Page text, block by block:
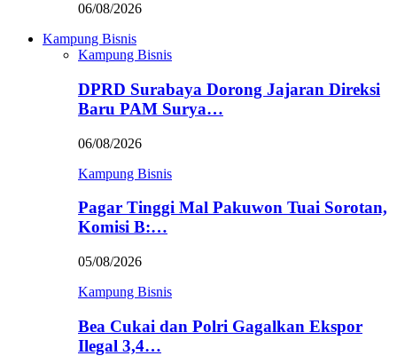
06/08/2026
Kampung Bisnis
Kampung Bisnis
DPRD Surabaya Dorong Jajaran Direksi
Baru PAM Surya…
06/08/2026
Kampung Bisnis
Pagar Tinggi Mal Pakuwon Tuai Sorotan,
Komisi B:…
05/08/2026
Kampung Bisnis
Bea Cukai dan Polri Gagalkan Ekspor
Ilegal 3,4…